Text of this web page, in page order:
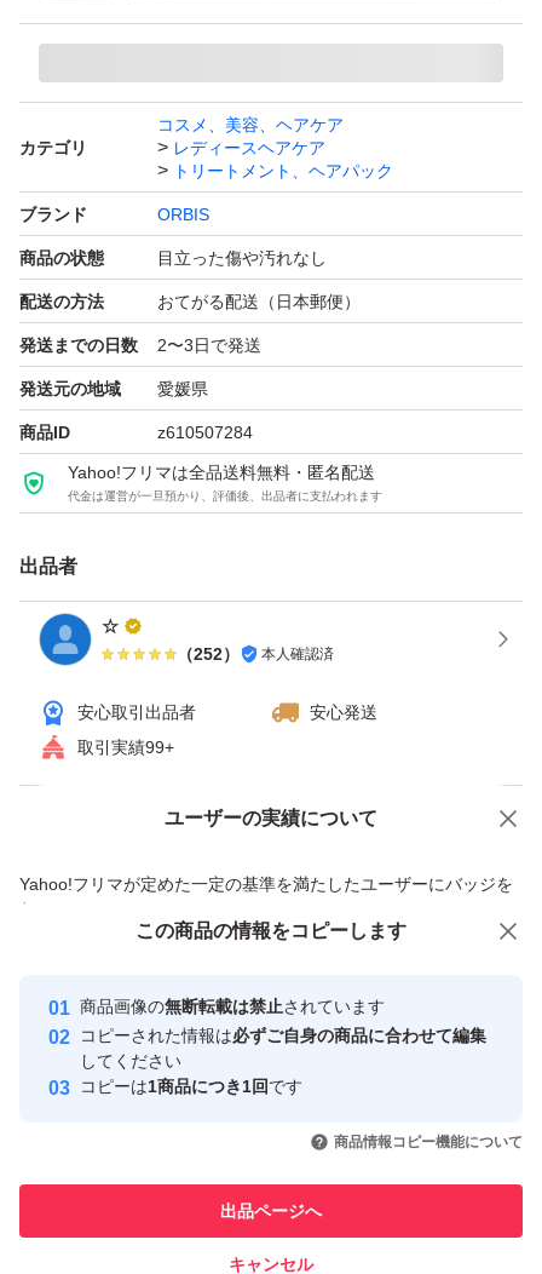
カテゴリ
コスメ、美容、ヘアケア
レディースヘアケア
トリートメント、ヘアパック
ブランド ORBIS
商品の状態 目立った傷や汚れなし
配送の方法 おてがる配送（日本郵便）
発送までの日数 2〜3日で発送
発送元の地域 愛媛県
商品ID z610507284
Yahoo!フリマは全品送料無料・匿名配送
代金は運営が一旦預かり、評価後、出品者に支払われます
出品者
☆
（252） 本人確認済
安心取引出品者
安心発送
取引実績99+
ユーザーの実績について
Yahoo!フリマが定めた一定の基準を満たしたユーザーにバッジを
付与しています
安心取引出品者
心・安全なユーザーです
取引実績
引を完了させた実績があります
での取引実績があります
価格の相談 商品への質問
この商品の情報をコピーします
商品画像の無断転載は禁止されています
コピーされた情報は必ずご自身の商品に合わせて編集
してください
コピーは1商品につき1回です
商品情報コピー機能について
出品ページへ
キャンセル
この商品をみている人にオススメ